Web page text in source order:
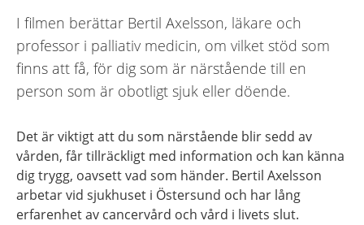
I filmen berättar Bertil Axelsson, läkare och
professor i palliativ medicin, om vilket stöd som
finns att få, för dig som är närstående till en
person som är obotligt sjuk eller döende.
Det är viktigt att du som närstående blir sedd av
vården, får tillräckligt med information och kan känna
dig trygg, oavsett vad som händer. Bertil Axelsson
arbetar vid sjukhuset i Östersund och har lång
erfarenhet av cancervård och vård i livets slut.